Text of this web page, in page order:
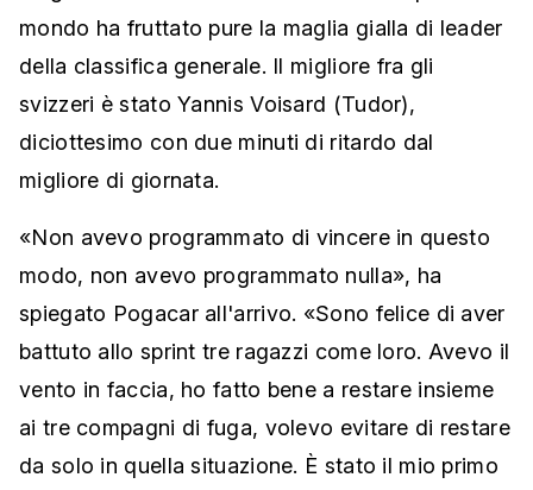
mondo ha fruttato pure la maglia gialla di leader
della classifica generale. Il migliore fra gli
svizzeri è stato Yannis Voisard (Tudor),
diciottesimo con due minuti di ritardo dal
migliore di giornata.
«Non avevo programmato di vincere in questo
modo, non avevo programmato nulla», ha
spiegato Pogacar all'arrivo. «Sono felice di aver
battuto allo sprint tre ragazzi come loro. Avevo il
vento in faccia, ho fatto bene a restare insieme
ai tre compagni di fuga, volevo evitare di restare
da solo in quella situazione. È stato il mio primo